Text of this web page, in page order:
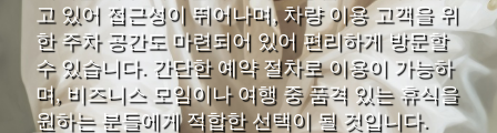
고 있어 접근성이 뛰어나며, 차량 이용 고객을 위
한 주차 공간도 마련되어 있어 편리하게 방문할
수 있습니다. 간단한 예약 절차로 이용이 가능하
며, 비즈니스 모임이나 여행 중 품격 있는 휴식을
원하는 분들에게 적합한 선택이 될 것입니다.